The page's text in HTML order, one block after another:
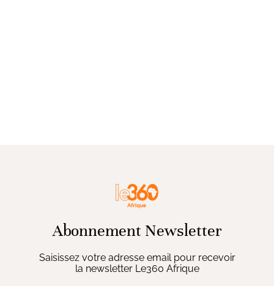
Abonnement Newsletter
Saisissez votre adresse email pour recevoir
la newsletter Le360 Afrique